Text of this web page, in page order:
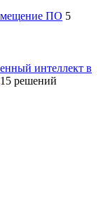
ПО 5
интеллект в
15 решений